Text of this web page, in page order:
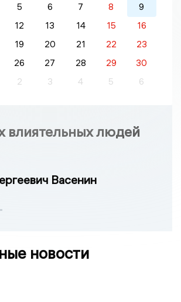
5 6 7 8
9
12 13 14 15
16
19 20 21 22
23
26 27 28 29
30
2 3 4 5 6
влиятельных людей
Васенин
новости